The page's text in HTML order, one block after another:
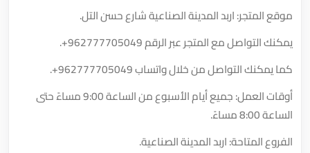
موقع المتجر: اربد المدينة الصناعية شارع حسن التل.
يمكنك التواصل مع المتجر عبر الرقم+962777705049
.
كما يمكنك التواصل من خلال واتساب+962777705049
.
أوقات العمل: جميع أيام الأسبوع من الساعة 9:00 مساءً حتى
الساعة 8:00 مساءً.
الفروع المتاحة: اربد المدينة الصناعية.